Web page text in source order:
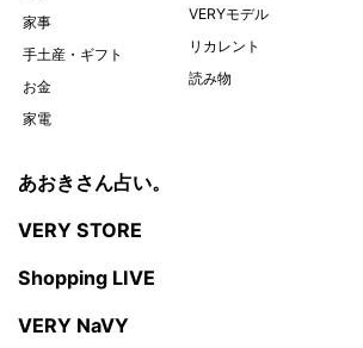
家事
手土産・ギフト
お金
家電
VERYモデル
リカレント
読み物
あおきさん占い。
VERY STORE
Shopping LIVE
VERY NaVY